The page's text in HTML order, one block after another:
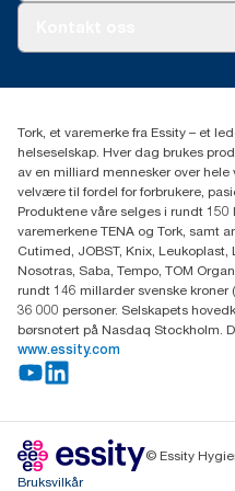
(+47) 22 70 62 00
Fredrik Selmers vei 6
0603 OSLO
Tork, et varemerke fra Essity – et
helseselskap. Hver dag brukes
av en milliard mennesker over
velvære til fordel for forbrukere,
Produktene våre selges i rundt
varemerkene TENA og Tork, samt
Cutimed, JOBST, Knix,
Nosotras, Saba, Tempo, TOM
rundt 146 millarder svenske
36 000 personer. Selskapets
børsnotert på Nasdaq Stockholm.
www.essity.com
© Essity
Bruksvilkår